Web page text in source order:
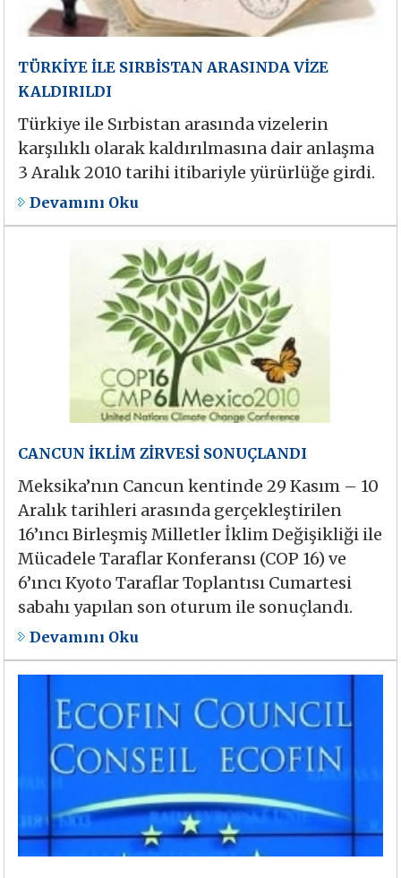
TÜRKİYE İLE SIRBİSTAN ARASINDA VİZE
KALDIRILDI
Türkiye ile Sırbistan arasında vizelerin
karşılıklı olarak kaldırılmasına dair anlaşma
3 Aralık 2010 tarihi itibariyle yürürlüğe girdi.
Devamını Oku
CANCUN İKLİM ZİRVESİ SONUÇLANDI
Meksika’nın Cancun kentinde 29 Kasım – 10
Aralık tarihleri arasında gerçekleştirilen
16’ıncı Birleşmiş Milletler İklim Değişikliği ile
Mücadele Taraflar Konferansı (COP 16) ve
6’ıncı Kyoto Taraflar Toplantısı Cumartesi
sabahı yapılan son oturum ile sonuçlandı.
Devamını Oku